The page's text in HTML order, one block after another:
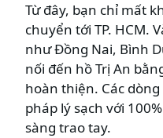
Từ đây, bạn chỉ mất
chuyển tới TP. HCM.
như Đồng Nai, Bình
nối đến hồ Trị An
hoàn thiện. Các
pháp lý sạch với
sàng trao tay.